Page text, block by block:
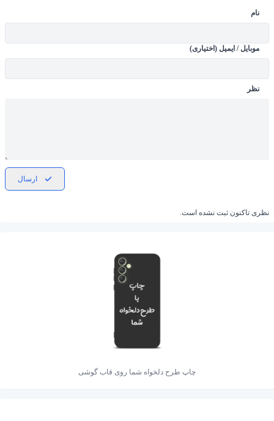
نام
موبایل / ایمیل (اختیاری)
نظر
ارسال
نظری تاکنون ثبت نشده است.
چاپ طرح دلخواه شما روی قاب گوشی